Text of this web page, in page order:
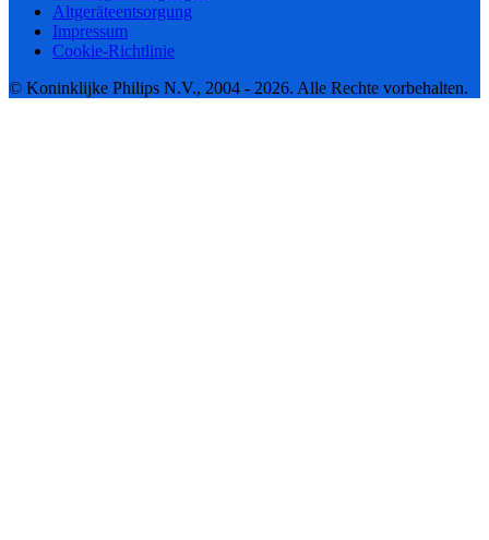
Altgeräteentsorgung
Impressum
Cookie-Richtlinie
© Koninklijke Philips N.V., 2004 - 2026. Alle Rechte vorbehalten.